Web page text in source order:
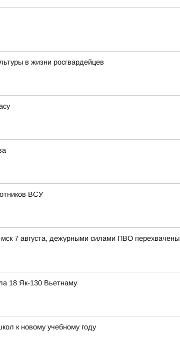
в жизни росгвардейцев
ВСУ
7 августа, дежурными силами ПВО
18 Як-130 Вьетнаму
к новому учебному году